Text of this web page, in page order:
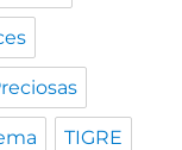
TIGRE